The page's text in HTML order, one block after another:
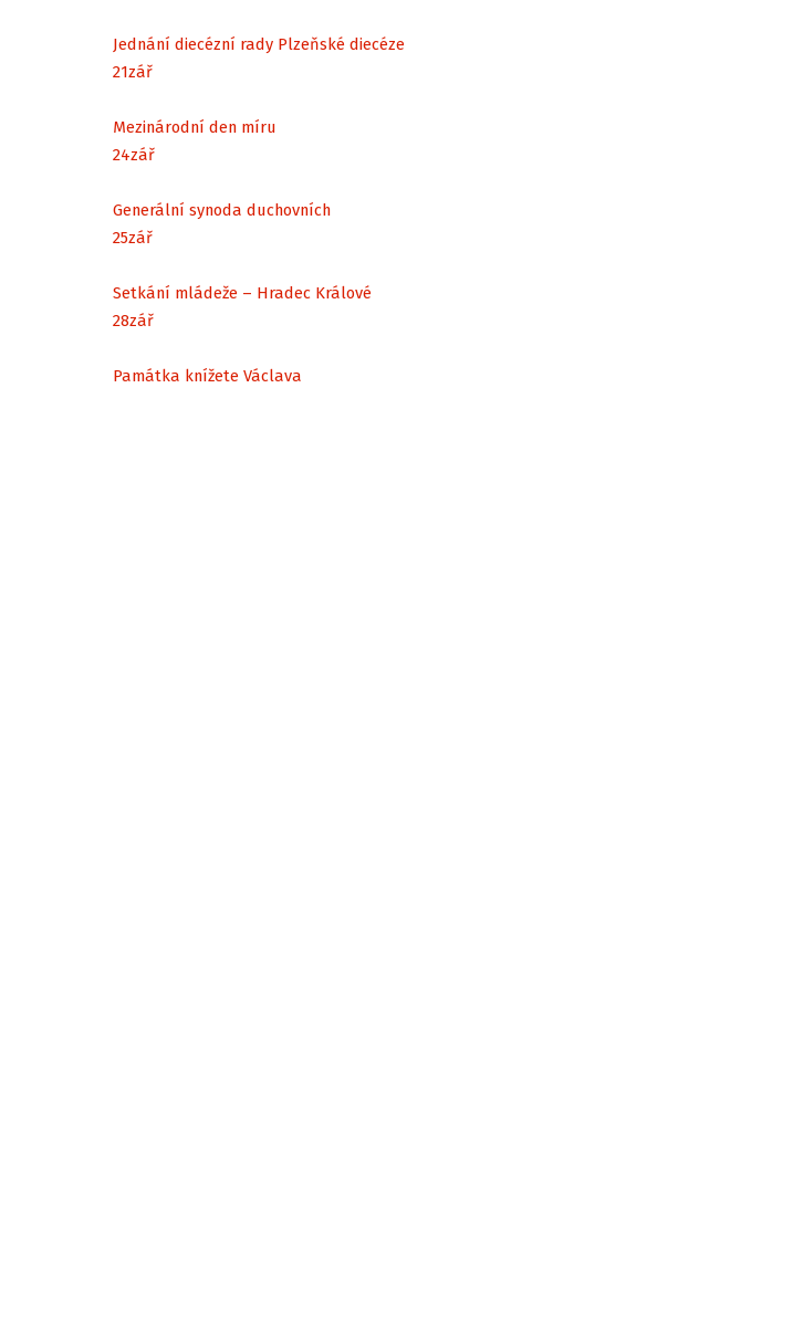
Jednání diecézní rady Plzeňské diecéze
21zář
Mezinárodní den míru
24zář
Generální synoda duchovních
25zář
Setkání mládeže – Hradec Králové
28zář
Památka knížete Václava